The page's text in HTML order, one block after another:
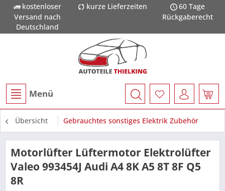
kostenloser
Versand nach
Deutschland
kurze Lieferzeiten
60 Tage
Rückgaberecht
Menü
Übersicht Gebrauchtes sonstiges Elektrik Zubehör
Motorlüfter Lüftermotor Elektrolüfter
Valeo 993454J Audi A4 8K A5 8T 8F Q5
8R